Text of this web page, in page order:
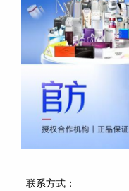
联系方式：